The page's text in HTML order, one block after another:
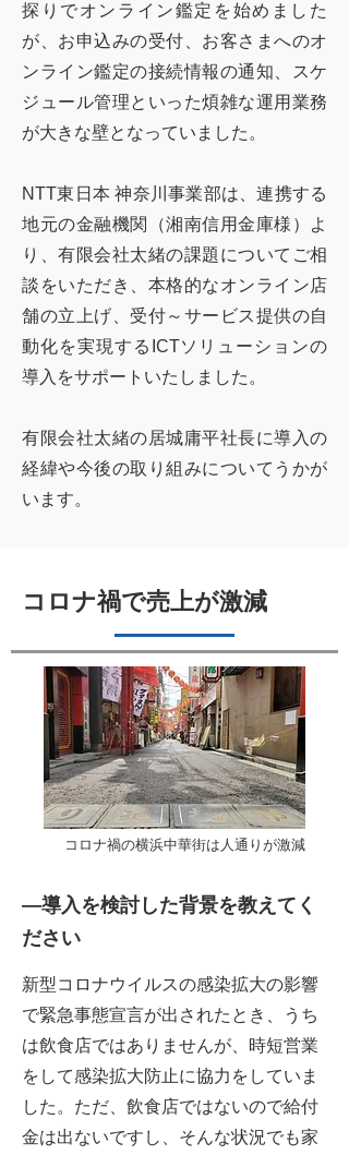
探りでオンライン鑑定を始めました
が、お申込みの受付、お客さまへのオ
ンライン鑑定の接続情報の通知、スケ
ジュール管理といった煩雑な運用業務
が大きな壁となっていました。
NTT東日本 神奈川事業部は、連携する
地元の金融機関（湘南信用金庫様）よ
り、有限会社太緒の課題についてご相
談をいただき、本格的なオンライン店
舗の立上げ、受付～サービス提供の自
動化を実現するICTソリューションの
導入をサポートいたしました。
有限会社太緒の居城庸平社長に導入の
経緯や今後の取り組みについてうかが
います。
コロナ禍で売上が激減
コロナ禍の横浜中華街は人通りが激減
―導入を検討した背景を教えてく
ださい
新型コロナウイルスの感染拡大の影響
で緊急事態宣言が出されたとき、うち
は飲食店ではありませんが、時短営業
をして感染拡大防止に協力をしていま
した。ただ、飲食店ではないので給付
金は出ないですし、そんな状況でも家